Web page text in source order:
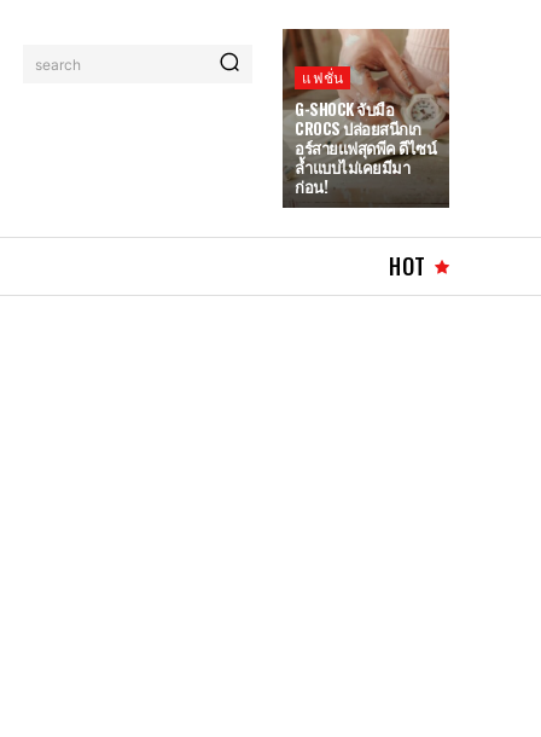
search
แฟชั่น
G-SHOCK จับมือ
CROCS ปล่อยสนีกเก
อร์สายแฟสุดพีค ดีไซน์
ล้ำแบบไม่เคยมีมา
ก่อน!
HOT